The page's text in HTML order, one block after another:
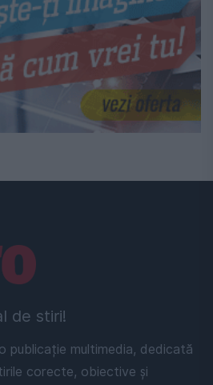
de stiri!
publicație multimedia, dedicată
corecte, obiective și